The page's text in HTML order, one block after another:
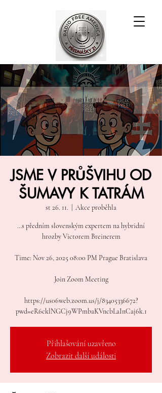
JSME V PRŮŠVIHU OD
ŠUMAVY K TATRÁM
st 26. 11. Akce proběhla
…s předním slovenským expertem na hybridní
hrozby Victorem Breinerem
Time: Nov 26, 2025 08:00 PM Prague Bratislava
Join Zoom Meeting
https://us06web.zoom.us/j/83405336672?
pwd=eR6cklNGCj9WPmbaKVncbLaInCaj6k.1
Přihlašování uzavřeno
Zobrazit další události